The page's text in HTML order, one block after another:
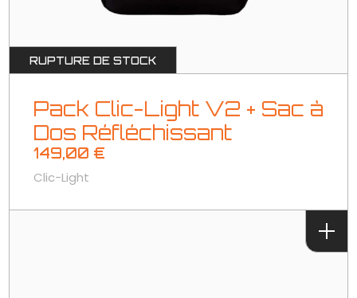
RUPTURE DE STOCK
Pack Clic-Light V2 + Sac à
Dos Réfléchissant
149,00 €
Clic-Light